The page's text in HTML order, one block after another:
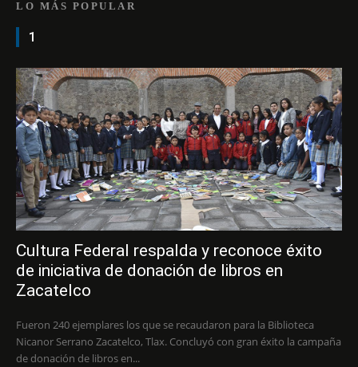
LO MÁS POPULAR
1
Cultura Federal respalda y reconoce éxito
de iniciativa de donación de libros en
Zacatelco
Fueron 240 ejemplares los que se recaudaron para la Biblioteca
Nicanor Serrano Zacatelco, Tlax. Concluyó con gran éxito la campaña
de donación de libros en...